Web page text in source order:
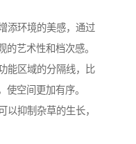
添环境的美感，通过
的艺术性和档次感。
能区域的分隔线，比
空间更加有序。
抑制杂草的生长，